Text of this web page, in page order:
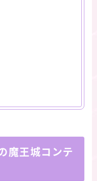
魔王城コンテ